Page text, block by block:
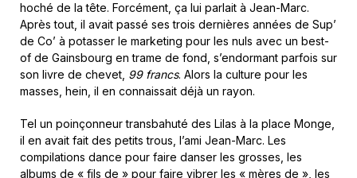
hoché de la tête. Forcément, ça lui parlait à Jean-Marc.
Après tout, il avait passé ses trois dernières années de Sup’
de Co’ à potasser le marketing pour les nuls avec un best-
of de Gainsbourg en trame de fond, s’endormant parfois sur
son livre de chevet, 99 francs. Alors la culture pour les
masses, hein, il en connaissait déjà un rayon.
Tel un poinçonneur transbahuté des Lilas à la place Monge,
il en avait fait des petits trous, l’ami Jean-Marc. Les
compilations dance pour faire danser les grosses, les
albums de « fils de » pour faire vibrer les « mères de », les